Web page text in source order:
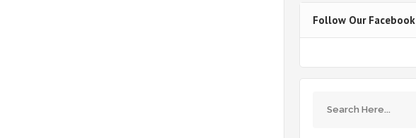
Follow Our Facebook